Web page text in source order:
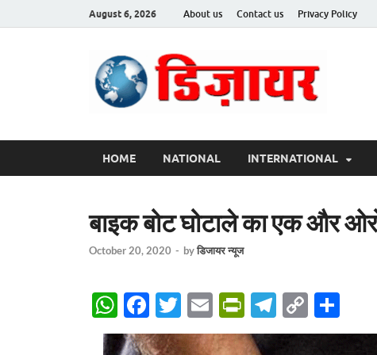
August 6, 2026 About us Contact us Privacy Policy
HOME NATIONAL INTERNATIONAL
बाइक बोट घोटाले का एक और
October 20, 2020 - byडिजायर न्यूज
W
h
F
ac
T
w
E
m
P
ri
T
el
C
o h